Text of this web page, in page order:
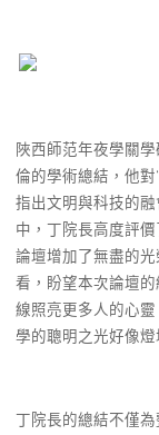
陜西師范年夜學關
倫的學術總結，他對
指出文明與科技的
中，丁院長高度評
論壇增加了無盡的
看，盼望本次論壇
線照亮更多人的心
學的聰明之光好像
丁院長的總結不僅